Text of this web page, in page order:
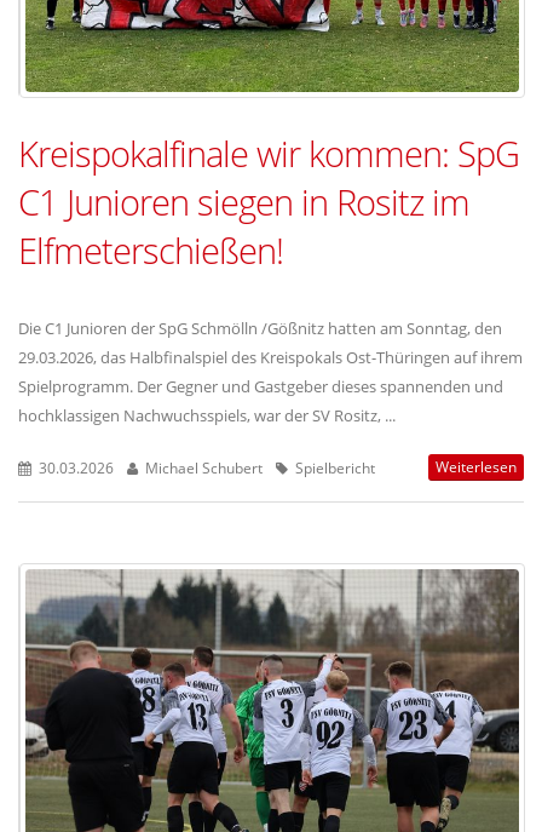
Kreispokalfinale wir kommen: SpG
C1 Junioren siegen in Rositz im
Elfmeterschießen!
Die C1 Junioren der SpG Schmölln /Gößnitz hatten am Sonntag, den
29.03.2026, das Halbfinalspiel des Kreispokals Ost-Thüringen auf ihrem
Spielprogramm. Der Gegner und Gastgeber dieses spannenden und
hochklassigen Nachwuchsspiels, war der SV Rositz, ...
30.03.2026 Michael Schubert Spielbericht Weiterlesen